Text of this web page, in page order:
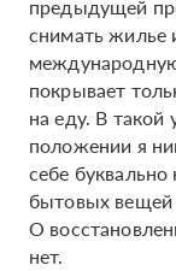
предыдущей
снимать жилье
покрывает
на еду. В
положении я
себе
бытовых вещей
О
нет.